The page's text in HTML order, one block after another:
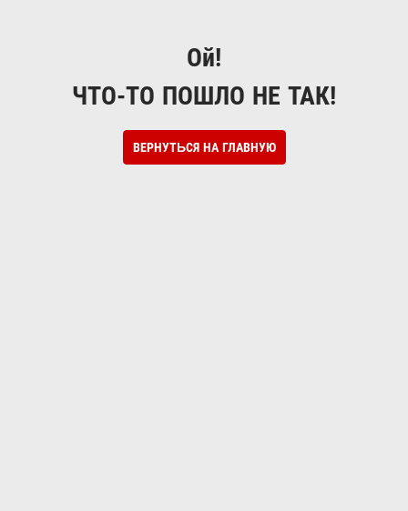
Ой!
ЧТО-ТО ПОШЛО НЕ ТАК!
ВЕРНУТЬСЯ НА ГЛАВНУЮ